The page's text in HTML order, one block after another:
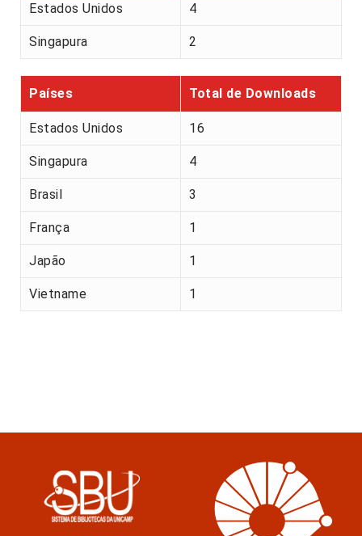
Estados Unidos 4
Singapura 2
Países Total de Downloads
Estados Unidos 16
Singapura 4
Brasil 3
França 1
Japão 1
Vietname 1